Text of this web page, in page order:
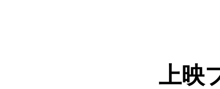
上映